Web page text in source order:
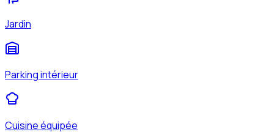
Jardin
Parking intérieur
Cuisine équipée